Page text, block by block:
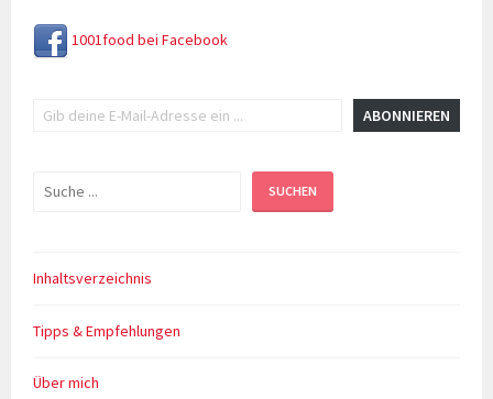
1001food bei Facebook
ABONNIEREN
Suchen SUCHEN
Inhaltsverzeichnis
Tipps & Empfehlungen
Über mich